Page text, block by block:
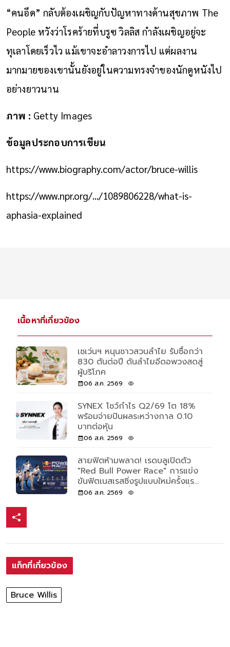
“คนอึด” กลับต้องเผชิญกับปัญหาทางด้านสุขภาพ The
People หวังว่าโรคร้ายที่บรูซ วิลลิส กำลังเผชิญอยู่จะ
ทุเลาโดยเร็วไว แม้เขาจะอำลาวงการไป แต่ผลงาน
มากมายของเขานั้นยังอยู่ในความทรงจำของนักดูหนังไป
อย่างยาวนาน
ภาพ : Getty Images
ข้อมูลประกอบการเขียน
https://www.biography.com/actor/bruce-willis
https://www.npr.org/.../1089806228/what-is-
aphasia-explained
เนื้อหาที่เกี่ยวข้อง
เซเว่นฯ หนุนชาวสวนลำไย รับซื้อกว่า
830 ตันต่อปี ดันลำไยอีดอพวงสดสู่
ผู้บริโภค
06 ส.ค. 2569
SYNEX โชว์กำไร Q2/69 โต 18%
พร้อมจ่ายปันผลระหว่างกาล 0.10
บาทต่อหุ้น
06 ส.ค. 2569
สายฟิตห้ามพลาด! เรดบลูเปิดตัว
"Red Bull Power Race" การแข่ง
ขันฟิตเนสเรสซิ่งรูปแบบใหม่ครั้งแรก
ของโลก เปิดรับแค่ 500 คนเท่านั้น
06 ส.ค. 2569
แท็กที่เกี่ยวข้อง
Bruce Willis